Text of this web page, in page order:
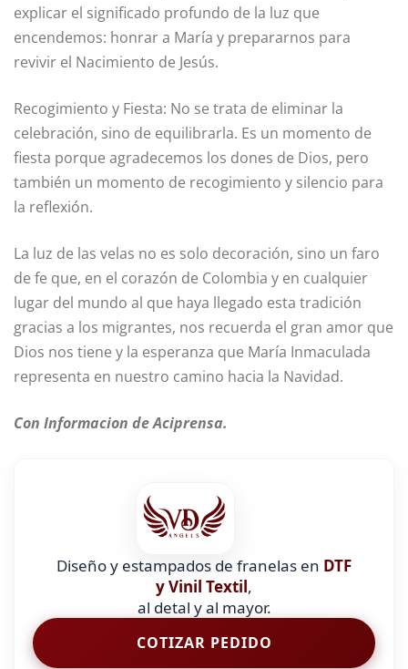
explicar el significado profundo de la luz que
encendemos: honrar a María y prepararnos para
revivir el Nacimiento de Jesús.
Recogimiento y Fiesta: No se trata de eliminar la
celebración, sino de equilibrarla. Es un momento de
fiesta porque agradecemos los dones de Dios, pero
también un momento de recogimiento y silencio para
la reflexión.
La luz de las velas no es solo decoración, sino un faro
de fe que, en el corazón de Colombia y en cualquier
lugar del mundo al que haya llegado esta tradición
gracias a los migrantes, nos recuerda el gran amor que
Dios nos tiene y la esperanza que María Inmaculada
representa en nuestro camino hacia la Navidad.
Con Informacion de Aciprensa.
Diseño y estampados de franelas en DTF
y Vinil Textil,
al detal y al mayor.
COTIZAR PEDIDO